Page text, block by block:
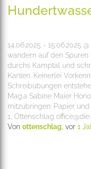
14.06.2025 - 15.06.2025
wandern auf den
durchs Kamptal und
Kanten. Keinerlei
Schreibübungen
Mag.a Sabine Maier
mitzubringen: Papier
1, Ottenschlag
Von ottenschlag , vor 1